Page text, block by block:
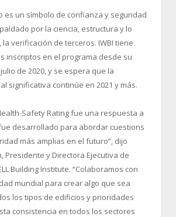
es un símbolo de confianza y seguridad
por la ciencia, estructura y lo
verificación de terceros. IWBI tiene
inscriptos en el programa desde su
de 2020, y se espera que la
significativa continúe en 2021 y más.
Safety Rating fue una respuesta a
desarrollado para abordar cuestions
más amplias en el futuro”, dijo
Presidente y Directora Ejecutiva de
Building Institute. “Colaboramos con
mundial para crear algo que sea
los tipos de edificios y prioridades
consistencia en todos los sectores